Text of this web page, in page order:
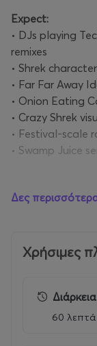
Expect:
• DJs playing
remixes
• Shrek
• Far Far Away
• Onion Eating
• Crazy Shrek
• Festival-scale
• Swamp Juice
and join the
Athens
Δες
Χρήσιμες
Διάρκεια
60 λεπτά